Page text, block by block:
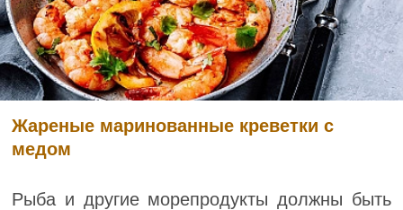
Жареные маринованные креветки с
медом
Рыба и другие морепродукты должны быть